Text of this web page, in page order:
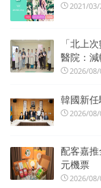
2021/03/
「北上
醫院：
2026/08/
韓國新
2026/08/
配客嘉
元機票
2026/08/